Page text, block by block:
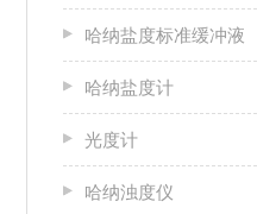
哈纳盐度标准缓冲液
哈纳盐度计
光度计
哈纳浊度仪